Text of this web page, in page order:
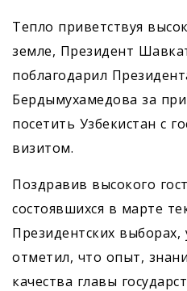
Тепло приветствуя
земле, Президент
поблагодарил
Бердымухамедова за
посетить Узбекистан с
визитом.
Поздравив высокого
состоявшихся в марте
Президентских выборах,
отметил, что опыт,
качества главы